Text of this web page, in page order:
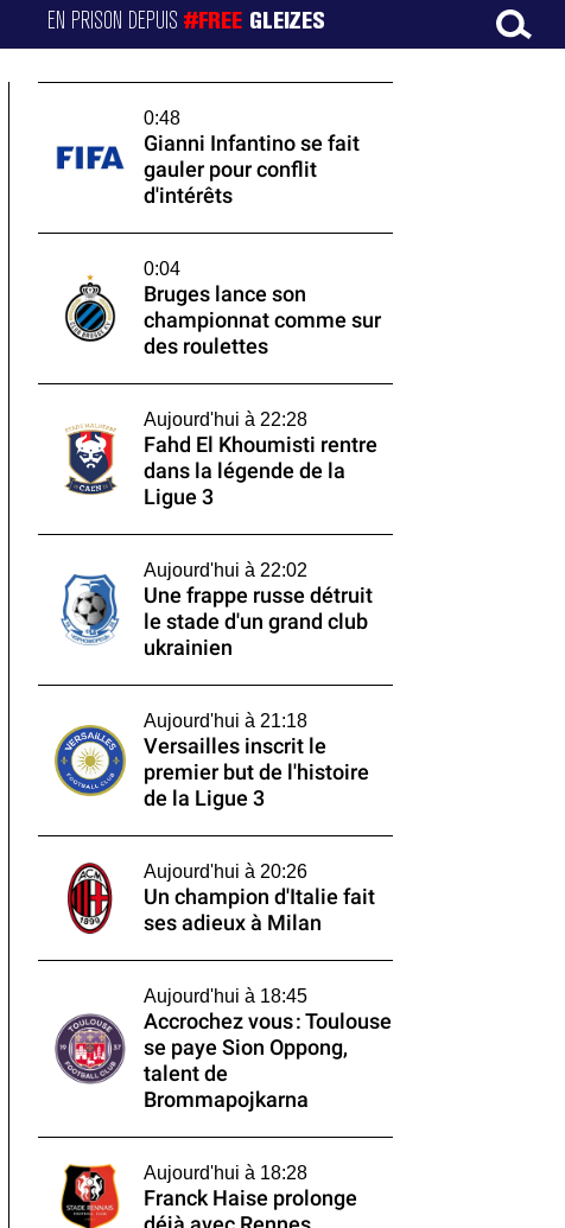
EN PRISON DEPUIS#FREE GLEIZES
0:48
Gianni Infantino se fait
gauler pour conflit
d'intérêts
0:04
Bruges lance son
championnat comme sur
des roulettes
Aujourd'hui à 22:28
Fahd El Khoumisti rentre
dans la légende de la
Ligue 3
Aujourd'hui à 22:02
Une frappe russe détruit
le stade d'un grand club
ukrainien
Aujourd'hui à 21:18
Versailles inscrit le
premier but de l'histoire
de la Ligue 3
Aujourd'hui à 20:26
Un champion d'Italie fait
ses adieux à Milan
Aujourd'hui à 18:45
Accrochez vous : Toulouse
se paye Sion Oppong,
talent de
Brommapojkarna
Aujourd'hui à 18:28
Franck Haise prolonge